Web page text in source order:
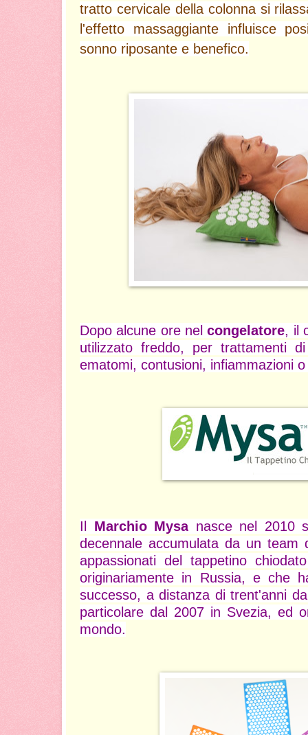
tratto cervicale della colonna si
l'effetto massaggiante influisce
sonno riposante e benefico.
Dopo alcune ore nelcongelatore, il
utilizzato freddo, per trattamenti
ematomi, contusioni, infiammazioni
Il Marchio Mysa nasce nel 2010
decennale accumulata da un team
appassionati del tappetino
originariamente in Russia, e che
successo, a distanza di trent'anni
particolare dal 2007 in Svezia, ed
mondo.